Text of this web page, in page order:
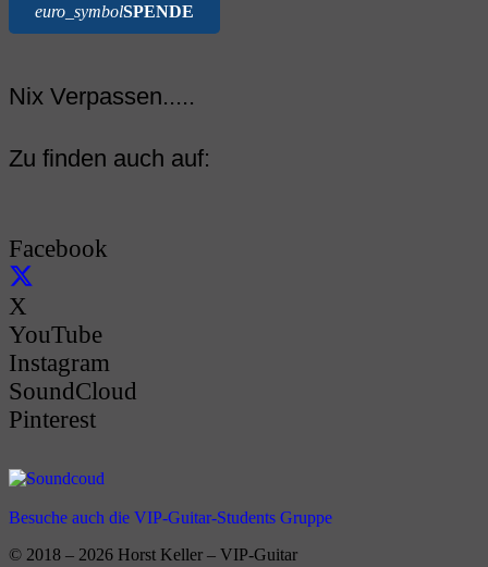
euro_symbolSPENDE
Nix Verpassen.....
Zu finden auch auf:
Facebook
X
YouTube
Instagram
SoundCloud
Pinterest
Besuche auch die VIP-Guitar-Students Gruppe
© 2018 – 2026 Horst Keller – VIP-Guitar